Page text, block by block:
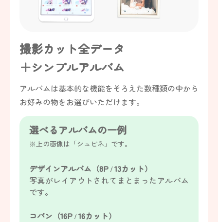
撮影カット全データ
＋シンプルアルバム
アルバムは基本的な機能をそろえた数種類の中から
お好みの物をお選びいただけます。
選べるアルバムの一例
※上の画像は「シュピネ」です。
デザインアルバム（8P / 13カット）
写真がレイアウトされてまとまったアルバム
です。
コパン（16P / 16カット）